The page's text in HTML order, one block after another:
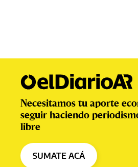
Necesitamos tu aporte
seguir haciendo
libre
SUMATE ACÁ